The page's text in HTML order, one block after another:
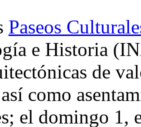
Paseos
e Historia
de
como
el domingo 1,